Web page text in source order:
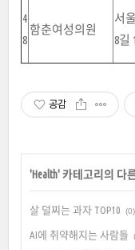
4
8
함춘여성의원
서
8길
공감
'Health' 카테고리의 다
살 덜찌는 과자 TOP10 (0)
AI에 취약해지는 사람들